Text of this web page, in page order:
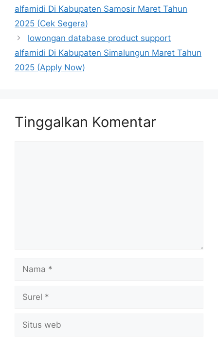
alfamidi Di Kabupaten Samosir Maret Tahun
2025 (Cek Segera)
lowongan database product support
alfamidi Di Kabupaten Simalungun Maret Tahun
2025 (Apply Now)
Tinggalkan Komentar
Nama
Surel
Situs
web